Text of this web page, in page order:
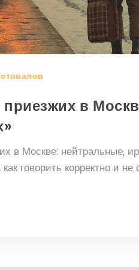
в
в Москве: нейтральные,
говорить корректно и не